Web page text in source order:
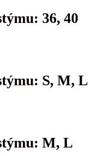
36, 40
S, M, L
M, L